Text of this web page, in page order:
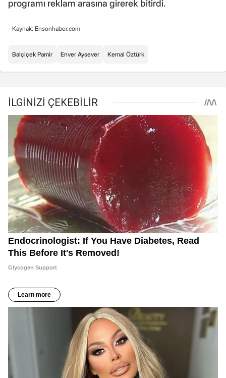
programı reklam arasına girerek bitirdi.
Kaynak: Ensonhaber.com
Balçiçek Pamir Enver Aysever Kemal Öztürk